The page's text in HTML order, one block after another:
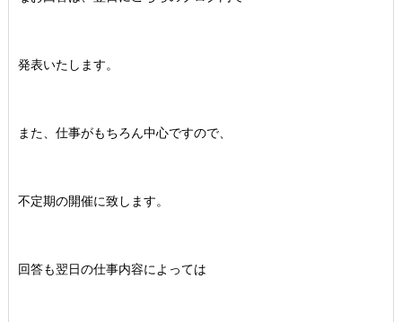
発表いたします。
また、仕事がもちろん中心ですので、
不定期の開催に致します。
回答も翌日の仕事内容によっては